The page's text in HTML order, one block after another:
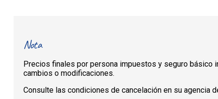
Nota
Precios finales por persona impuestos y seguro básico
cambios o modificaciones.
Consulte las condiciones de cancelación en su agencia